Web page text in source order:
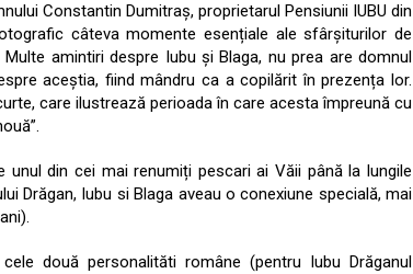
Constantin Dumitraș, proprietarul Pensiunii IUBU din
câteva momente esențiale ale sfârșiturilor de
amintiri despre Iubu și Blaga, nu prea are domnul
aceștia, fiind mândru ca a copilărit în prezența lor.
care ilustrează perioada în care acesta împreună cu
din cei mai renumiți pescari ai Văii până la lungile
Drăgan, Iubu si Blaga aveau o conexiune specială, mai
două personalităti române (pentru Iubu Drăganul